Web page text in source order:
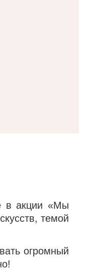
в акции «Мы
темой
огромный